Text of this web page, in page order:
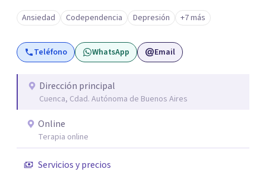
Ansiedad Codependencia Depresión +7 más
Teléfono WhatsApp Email
Dirección principal
Cuenca, Cdad. Autónoma de Buenos Aires
Online
Terapia online
Servicios y precios